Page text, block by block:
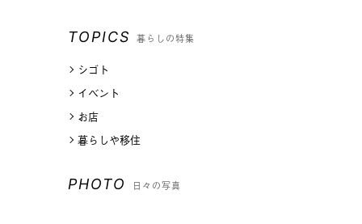
TOPICS 暮らしの特集
シゴト
イベント
お店
暮らしや移住
PHOTO 日々の写真